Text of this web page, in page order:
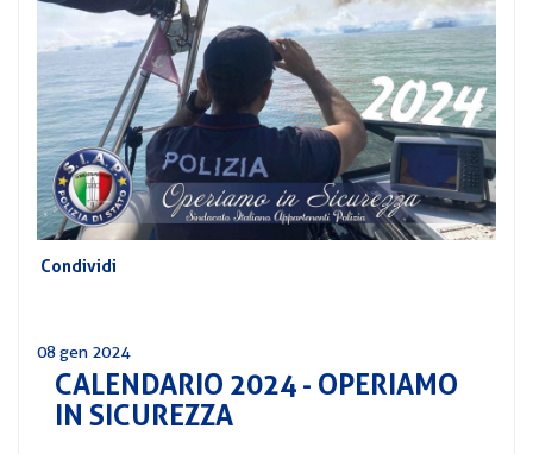
PREVIDENZA
CONVENZIONI
AREA
DIRIGENZIALE
COMUNICATI
CORSI
MOBILITÀ
DEL
PERSONALE
Condividi
08 gen 2024
CALENDARIO 2024 - OPERIAMO
IN SICUREZZA